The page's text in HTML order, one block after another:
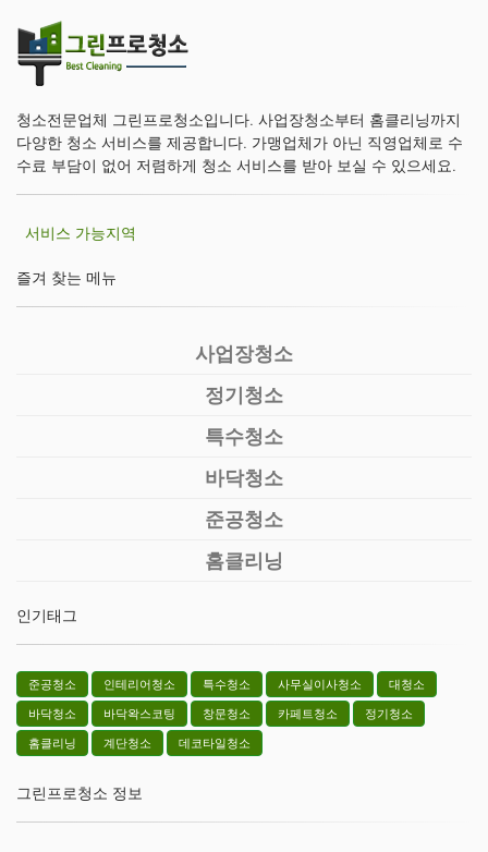
청소전문업체 그린프로청소입니다. 사업장청소부터 홈클리닝까지
다양한 청소 서비스를 제공합니다. 가맹업체가 아닌 직영업체로 수
수료 부담이 없어 저렴하게 청소 서비스를 받아 보실 수 있으세요.
서비스 가능지역
즐겨 찾는 메뉴
사업장청소
정기청소
특수청소
바닥청소
준공청소
홈클리닝
인기태그
준공청소 인테리어청소 특수청소 사무실이사청소
대청소
바닥청소
바닥왁스코팅 창문청소 카페트청소
정기청소
홈클리닝
계단청소 데코타일청소
그린프로청소 정보